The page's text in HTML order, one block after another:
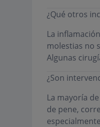
¿Qué otros
La
molestias no
Algunas
¿Son
La mayoría
de pene,